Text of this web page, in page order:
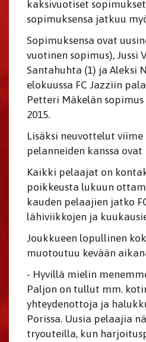
kaksivuotiset
sopimuksensa jatkuu
Sopimuksensa ovat
vuotinen sopimus), Jussi
Santahuhta (1) ja Aleksi
elokuussa FC Jazziin
Petteri Mäkelän
2015.
Lisäksi neuvottelut
pelanneiden kanssa ovat
Kaikki pelaajat on
poikkeusta lukuun
kauden pelaajien jatko
lähiviikkojen ja
Joukkueen lopullinen
muotoutuu kevään
- Hyvillä mielin
Paljon on tullut mm.
yhteydenottoja ja
Porissa. Uusia pelaajia
tryouteilla, kun